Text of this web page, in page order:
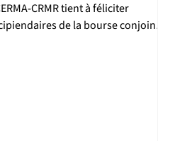
CRMR tient à féliciter
de la bourse conjointe